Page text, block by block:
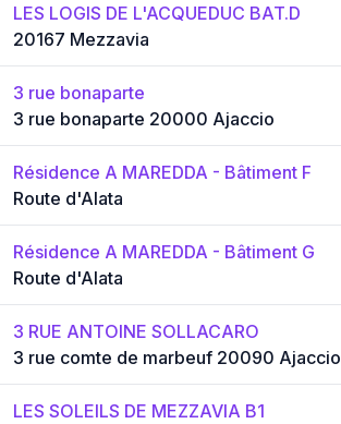
LES LOGIS DE L'ACQUEDUC BAT.D
20167 Mezzavia
3 rue bonaparte
3 rue bonaparte 20000 Ajaccio
Résidence A MAREDDA - Bâtiment F
Route d'Alata
Résidence A MAREDDA - Bâtiment G
Route d'Alata
3 RUE ANTOINE SOLLACARO
3 rue comte de marbeuf 20090 Ajaccio
LES SOLEILS DE MEZZAVIA B1